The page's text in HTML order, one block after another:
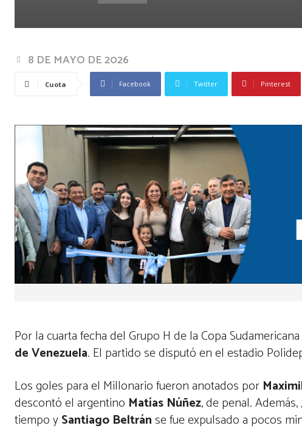
8 DE MAYO DE 2026
Cuota Facebook Twitter Pinterest
Por la cuarta fecha del Grupo H de la Copa
de Venezuela. El partido se disputó en el estadio
Los goles para el Millonario fueron anotados por
descontó el argentino Matías Núñez, de penal. Además,
tiempo ySantiago Beltránse fue expulsado a pocos